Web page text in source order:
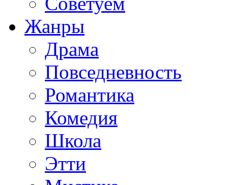
Жанры
Драма
Повседневность
Романтика
Комедия
Школа
Этти